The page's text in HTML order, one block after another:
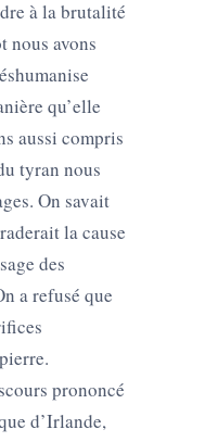
à la brutalité
nous avons
qu’elle
aussi compris
tyran nous
On savait
la cause
des
a refusé que
prononcé
d’Irlande,